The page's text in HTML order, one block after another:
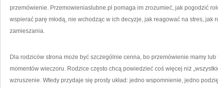
przemówienie. Przemowieniaslubne.pl pomaga im zrozumieć, jak pogodzić
wspierać parę młodą, nie wchodząc w ich decyzje, jak reagować na stres, jak
zamieszania.
Dla rodziców strona może być szczególnie cenna, bo przemówienie mamy
momentów wieczoru. Rodzice często chcą powiedzieć coś więcej niż
wzruszenie. Wtedy przydaje się prosty układ: jedno wspomnienie, jedno